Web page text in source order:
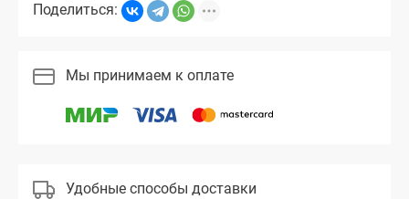
Поделиться:
Мы принимаем к оплате
Удобные способы доставки